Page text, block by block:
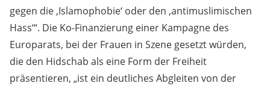
gegen die ‚Islamophobie‘ oder den ‚antimuslimischen
Hass‘“. Die Ko-Finanzierung einer Kampagne des
Europarats, bei der Frauen in Szene gesetzt würden,
die den Hidschab als eine Form der Freiheit
präsentieren, „ist ein deutliches Abgleiten von der